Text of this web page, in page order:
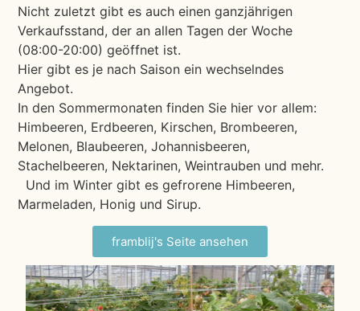
Nicht zuletzt gibt es auch einen ganzjährigen
Verkaufsstand, der an allen Tagen der Woche
(08:00-20:00) geöffnet ist.
Hier gibt es je nach Saison ein wechselndes
Angebot.
In den Sommermonaten finden Sie hier vor allem:
Himbeeren, Erdbeeren, Kirschen, Brombeeren,
Melonen, Blaubeeren, Johannisbeeren,
Stachelbeeren, Nektarinen, Weintrauben und mehr.
Und im Winter gibt es gefrorene Himbeeren,
Marmeladen, Honig und Sirup.
framblij's Seite ansehen